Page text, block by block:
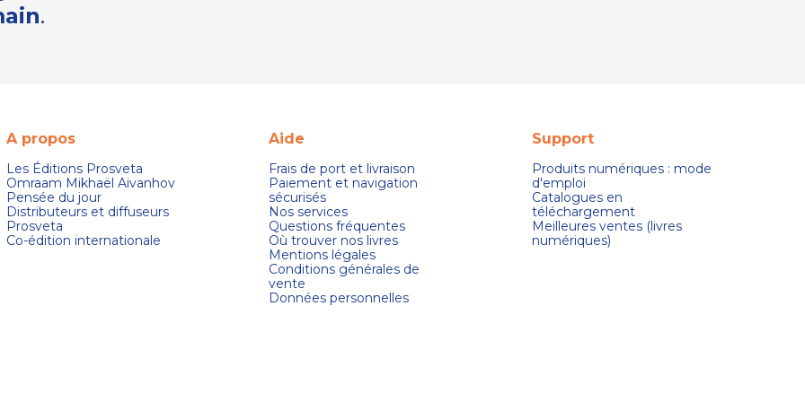
.
A propos
Les Éditions Prosveta
Omraam Mikhaël Aivanhov
Pensée du jour
Distributeurs et diffuseurs
Prosveta
Co-édition internationale
Aide
Frais de port et livraison
Paiement et navigation
sécurisés
Nos services
Questions fréquentes
Où trouver nos livres
Mentions légales
Conditions générales de
vente
Données personnelles
Support
Produits numériques : mode
d'emploi
Catalogues en
téléchargement
Meilleures ventes (livres
numériques)